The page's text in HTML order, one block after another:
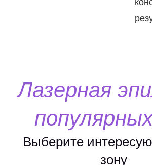
Лазерная
Выберите
зону